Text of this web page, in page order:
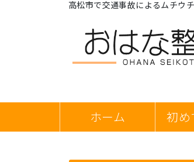
高松市で交通事故によるムチウ
ホーム 初め